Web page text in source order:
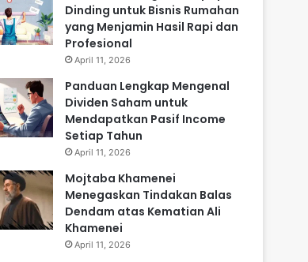
Dinding untuk Bisnis Rumahan
yang Menjamin Hasil Rapi dan
Profesional
April 11, 2026
Panduan Lengkap Mengenal
Dividen Saham untuk
Mendapatkan Pasif Income
Setiap Tahun
April 11, 2026
Mojtaba Khamenei
Menegaskan Tindakan Balas
Dendam atas Kematian Ali
Khamenei
April 11, 2026